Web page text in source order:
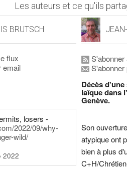
Les auteurs et ce qu'ils
BRUTSCH
flux
email
losers -
2022/09/why-
wild/
2022
S'abonner
Décès
laïque dans
Genève.
Son
atypique ont
bien à plus
C+H/